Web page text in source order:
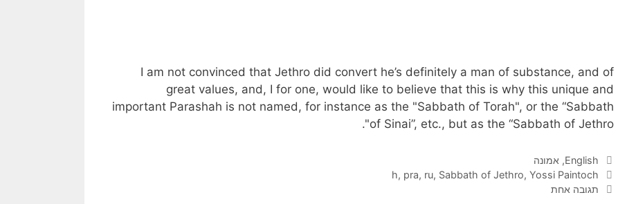
I am not convinced that Jethro did convert he’s definitely a man of substance, and of
great values, and, I for one, would like to believe that this is why this unique and
important Parashah is not named, for instance as the "Sabbath of Torah", or the “Sabbath
of Sinai”, etc., but as the “Sabbath of Jethro".
קטגוריות
English
, אמונה
תגיות
h, pra, ru, Sabbath of Jethro,Yossi Paintoch
תגובה אחת